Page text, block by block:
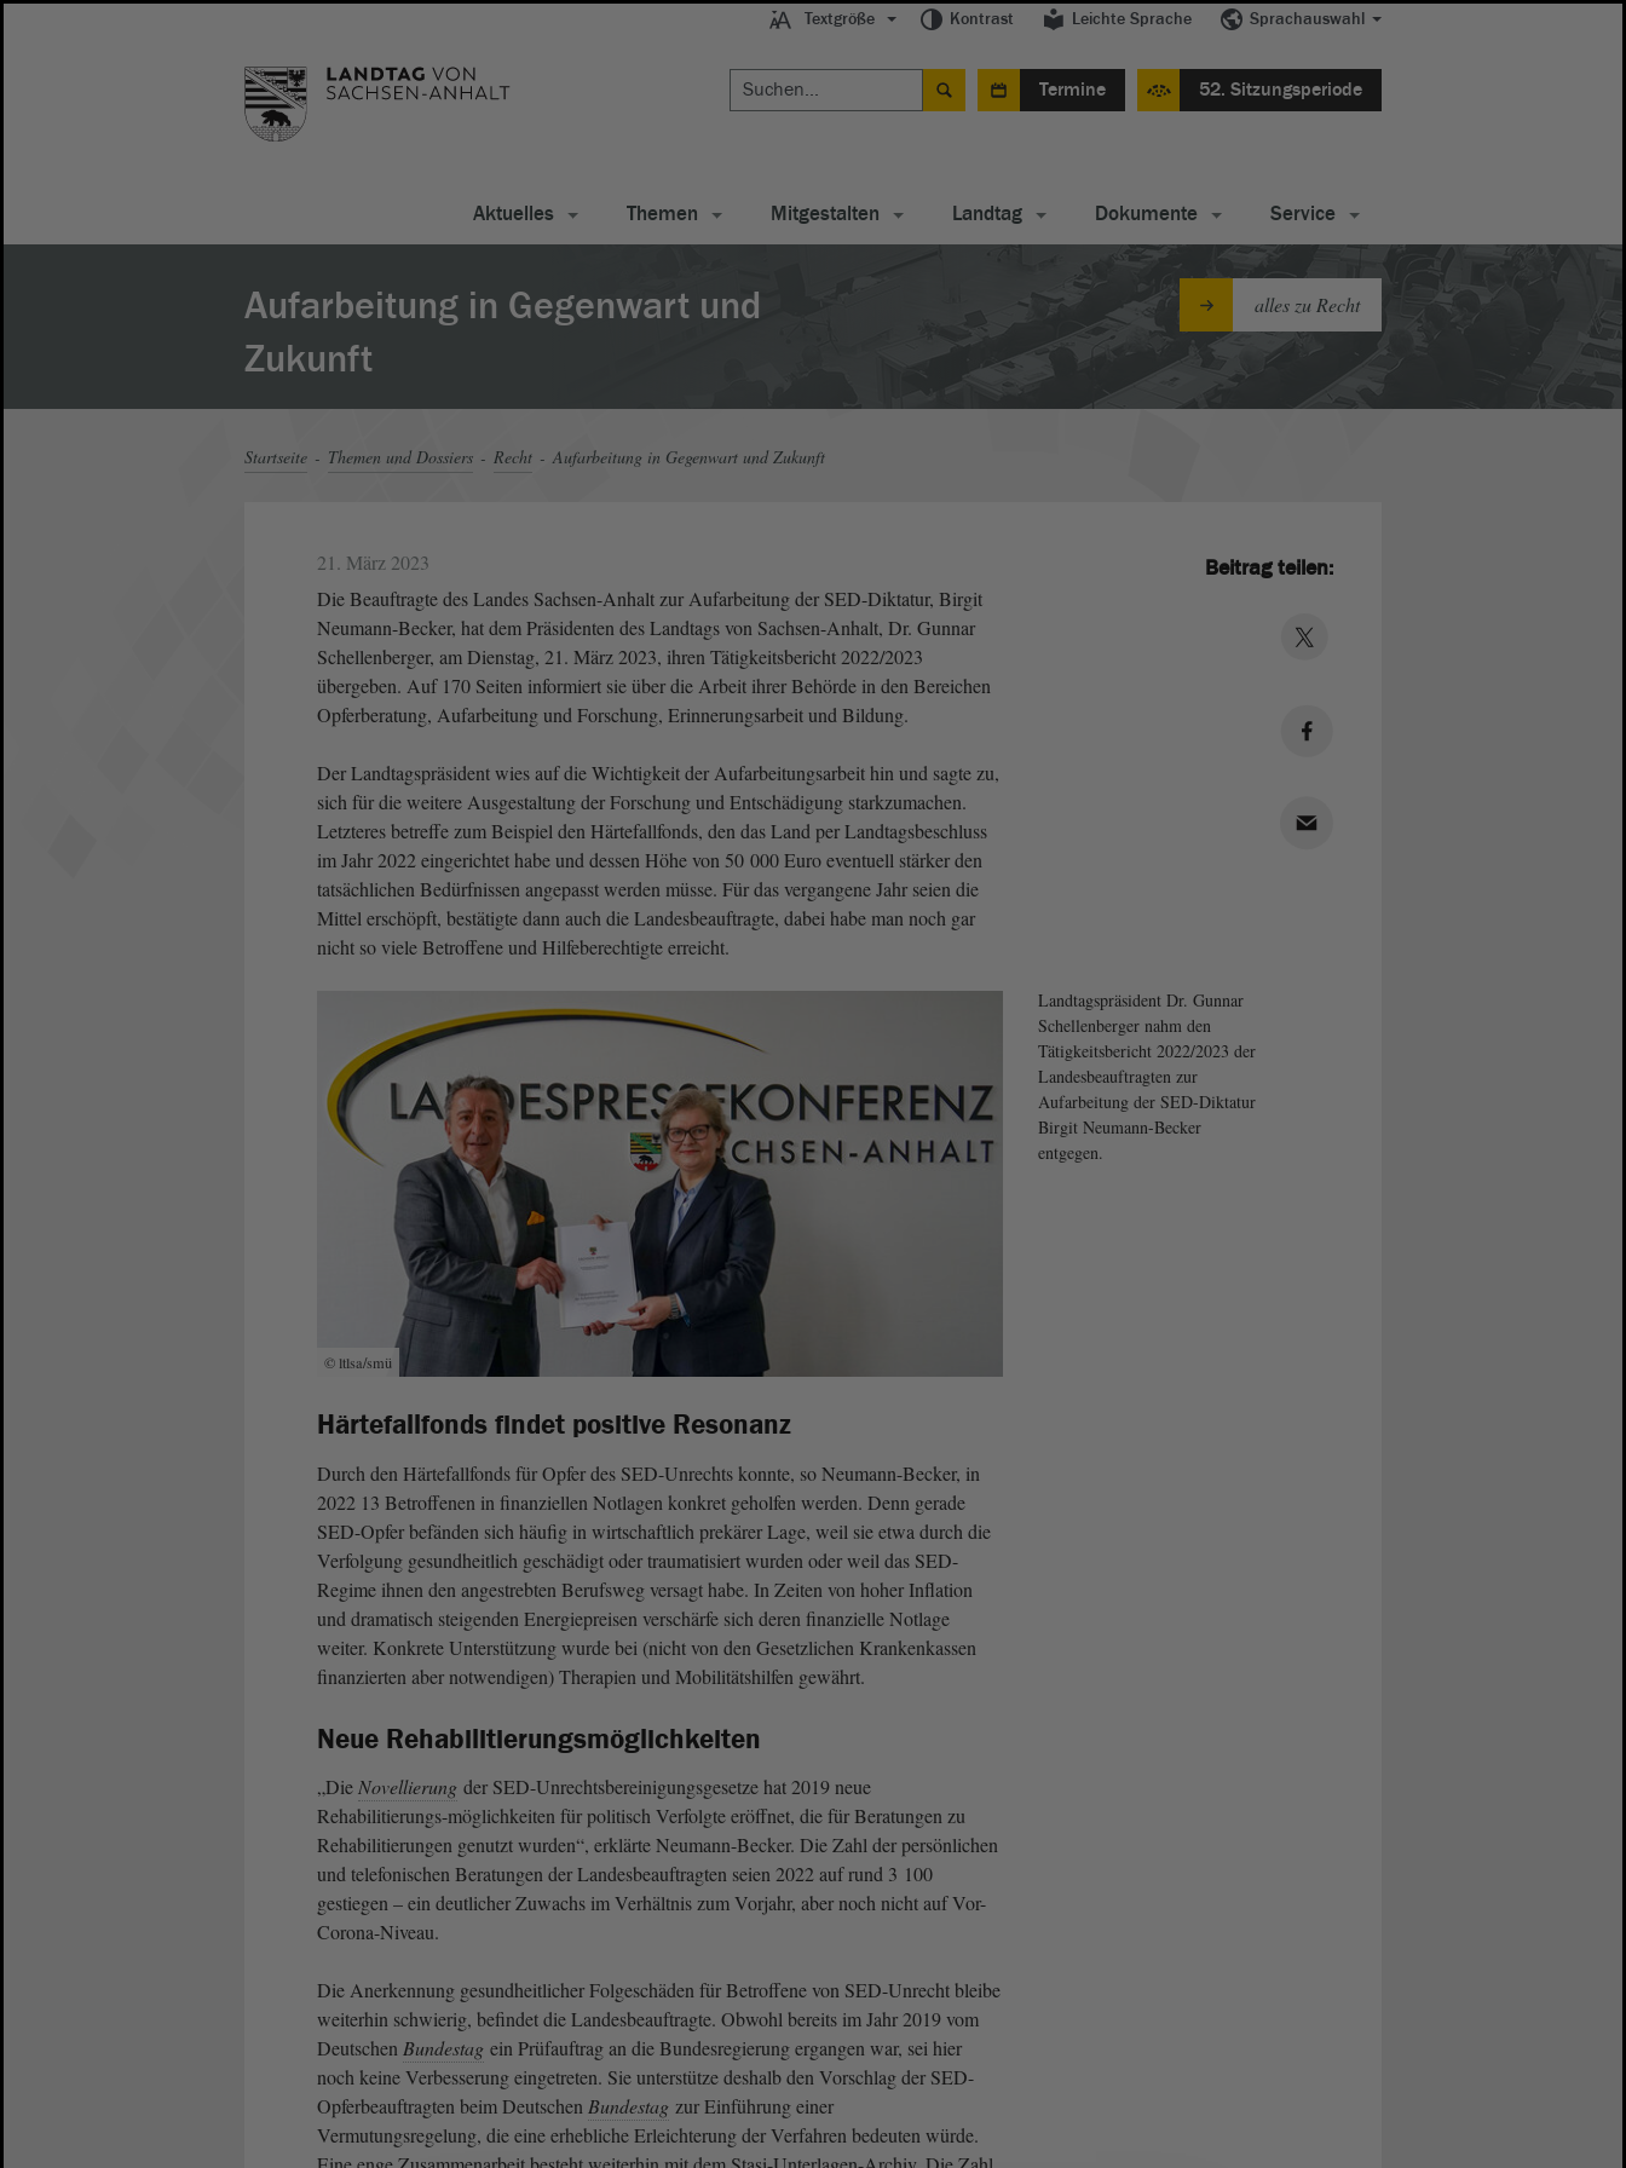
Textgröße Kontrast Leichte Sprache Sprachauswahl
Termine 52. Sitzungsperiode
Aktuelles Themen Mitgestalten Landtag Dokumente Service
Aufarbeitung in Gegenwart und
Zukunft
alles zu Recht
Startseite Themen und Dossiers Recht Aufarbeitung in Gegenwart und Zukunft
21. März 2023
Die Beauftragte des Landes Sachsen-Anhalt zur Aufarbeitung der SED-Diktatur, Birgit
Neumann-Becker, hat dem Präsidenten des Landtags von Sachsen-Anhalt, Dr. Gunnar
Schellenberger, am Dienstag, 21. März 2023, ihren Tätigkeitsbericht 2022/2023
übergeben. Auf 170 Seiten informiert sie über die Arbeit ihrer Behörde in den Bereichen
Opferberatung, Aufarbeitung und Forschung, Erinnerungsarbeit und Bildung.
Der Landtagspräsident wies auf die Wichtigkeit der Aufarbeitungsarbeit hin und sagte zu,
sich für die weitere Ausgestaltung der Forschung und Entschädigung starkzumachen.
Letzteres betreffe zum Beispiel den Härtefallfonds, den das Land per Landtagsbeschluss
im Jahr 2022 eingerichtet habe und dessen Höhe von 50 000 Euro eventuell stärker den
tatsächlichen Bedürfnissen angepasst werden müsse. Für das vergangene Jahr seien die
Mittel erschöpft, bestätigte dann auch die Landesbeauftragte, dabei habe man noch gar
nicht so viele Betroffene und Hilfeberechtigte erreicht.
© ltlsa/smü
Landtagspräsident Dr. Gunnar
Schellenberger nahm den
Tätigkeitsbericht 2022/2023 der
Landesbeauftragten zur
Aufarbeitung der SED-Diktatur
Birgit Neumann-Becker
entgegen.
Härtefallfonds findet positive Resonanz
Durch den Härtefallfonds für Opfer des SED-Unrechts konnte, so Neumann-Becker, in
2022 13 Betroffenen in finanziellen Notlagen konkret geholfen werden. Denn gerade
SED-Opfer befänden sich häufig in wirtschaftlich prekärer Lage, weil sie etwa durch die
Verfolgung gesundheitlich geschädigt oder traumatisiert wurden oder weil das SED-
Regime ihnen den angestrebten Berufsweg versagt habe. In Zeiten von hoher Inflation
und dramatisch steigenden Energiepreisen verschärfe sich deren finanzielle Notlage
weiter. Konkrete Unterstützung wurde bei (nicht von den Gesetzlichen Krankenkassen
finanzierten aber notwendigen) Therapien und Mobilitätshilfen gewährt.
Neue Rehabilitierungsmöglichkeiten
„Die Novellierung der SED-Unrechtsbereinigungsgesetze hat 2019 neue
Rehabilitierungs-möglichkeiten für politisch Verfolgte eröffnet, die für Beratungen zu
Rehabilitierungen genutzt wurden“, erklärte Neumann-Becker. Die Zahl der persönlichen
und telefonischen Beratungen der Landesbeauftragten seien 2022 auf rund 3 100
gestiegen – ein deutlicher Zuwachs im Verhältnis zum Vorjahr, aber noch nicht auf Vor-
Corona-Niveau.
Die Anerkennung gesundheitlicher Folgeschäden für Betroffene von SED-Unrecht bleibe
weiterhin schwierig, befindet die Landesbeauftragte. Obwohl bereits im Jahr 2019 vom
Deutschen Bundestag ein Prüfauftrag an die Bundesregierung ergangen war, sei hier
noch keine Verbesserung eingetreten. Sie unterstütze deshalb den Vorschlag der SED-
Opferbeauftragten beim Deutschen Bundestag zur Einführung einer
Vermutungsregelung, die eine erhebliche Erleichterung der Verfahren bedeuten würde.
Beitrag teilen: